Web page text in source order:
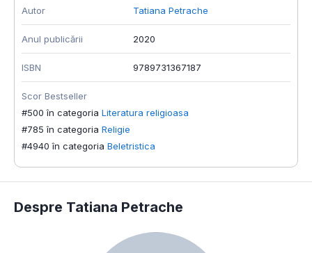
Autor Tatiana Petrache
Anul publicării 2020
ISBN 9789731367187
Scor Bestseller
#500 în categoria Literatura religioasa
#785 în categoria Religie
#4940 în categoria Beletristica
Despre Tatiana Petrache